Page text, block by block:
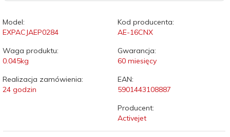
Model:
EXPACJAEP0284
Kod producenta:
AE-16CNX
Waga produktu:
0.045kg
Gwarancja:
60 miesięcy
Realizacja zamówienia:
24 godzin
EAN:
5901443108887
Producent:
Activejet